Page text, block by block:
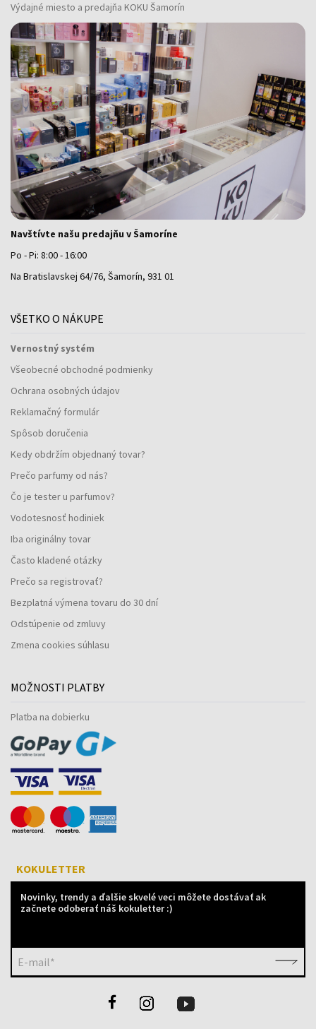
Výdajné miesto a predajňa KOKU Šamorín
Navštívte našu predajňu v Šamoríne
Po - Pi: 8:00 - 16:00
Na Bratislavskej 64/76, Šamorín, 931 01
VŠETKO O NÁKUPE
Vernostný systém
Všeobecné obchodné podmienky
Ochrana osobných údajov
Reklamačný formulár
Spôsob doručenia
Kedy obdržím objednaný tovar?
Prečo parfumy od nás?
Čo je tester u parfumov?
Vodotesnosť hodiniek
Iba originálny tovar
Často kladené otázky
Prečo sa registrovať?
Bezplatná výmena tovaru do 30 dní
Odstúpenie od zmluvy
Zmena cookies súhlasu
MOŽNOSTI PLATBY
Platba na dobierku
KOKULETTER
Novinky, trendy a ďalšie skvelé veci môžete dostávať ak
začnete odoberať náš kokuletter :)
E-mail*